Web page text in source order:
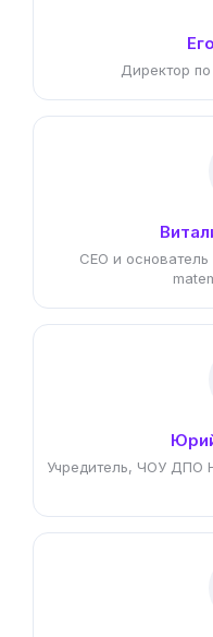
Директор по
CEO и
Учредитель, ЧОУ ДПО